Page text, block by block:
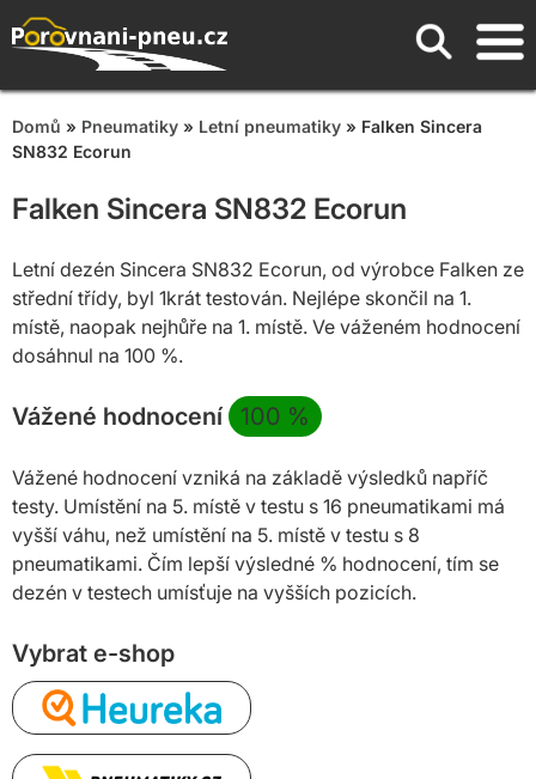
Domů » Pneumatiky » Letní pneumatiky » Falken Sincera
SN832 Ecorun
Falken Sincera SN832 Ecorun
Letní dezén Sincera SN832 Ecorun, od výrobce Falken ze
střední třídy, byl 1krát testován. Nejlépe skončil na 1.
místě, naopak nejhůře na 1. místě. Ve váženém hodnocení
dosáhnul na 100 %.
Vážené hodnocení 100 %
Vážené hodnocení vzniká na základě výsledků napříč
testy. Umístění na 5. místě v testu s 16 pneumatikami má
vyšší váhu, než umístění na 5. místě v testu s 8
pneumatikami. Čím lepší výsledné % hodnocení, tím se
dezén v testech umísťuje na vyšších pozicích.
Vybrat e-shop